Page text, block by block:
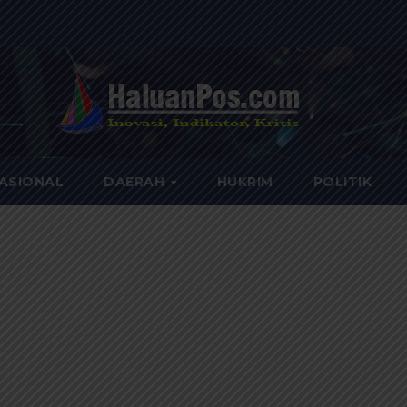
DAERAH HUKRIM POLITIK